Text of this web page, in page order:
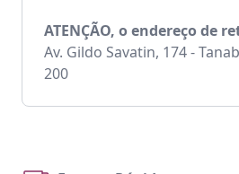
ATENÇÃO, o endereço de
Av. Gildo Savatin, 174 -
200